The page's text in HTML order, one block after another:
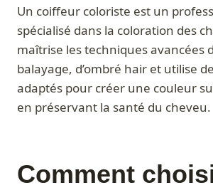
Un coiffeur coloriste est un
spécialisé dans la coloration des
maîtrise les techniques avancées
balayage, d’ombré hair et utilise
adaptés pour créer une couleur
en préservant la santé du cheveu.
Comment